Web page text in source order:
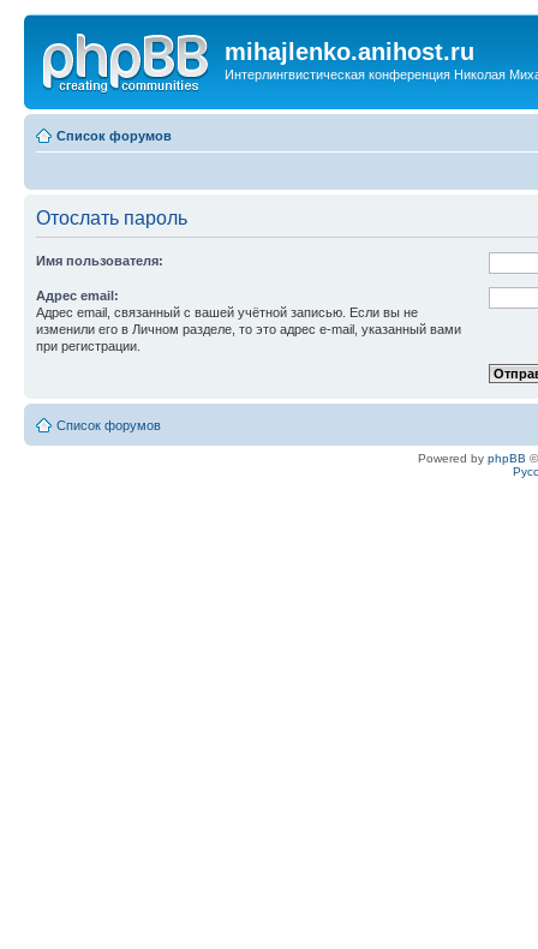
mihajlenko.anihost.ru
Интерлингвистическая конференция Николая
Список форумов
Отослать пароль
Имя пользователя:
Адрес email:
Адрес email, связанный с вашей учётной записью. Если вы не
изменили его в Личном разделе, то это адрес e-mail, указанный вами
при регистрации.
Список форумов
Powered by phpBB